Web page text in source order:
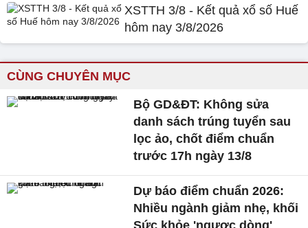
XSTTH 3/8 - Kết quả xổ số Huế
hôm nay 3/8/2026
CÙNG CHUYÊN MỤC
Bộ GD&ĐT: Không sửa
danh sách trúng tuyển sau
lọc ảo, chốt điểm chuẩn
trước 17h ngày 13/8
Dự báo điểm chuẩn 2026:
Nhiều ngành giảm nhẹ, khối
Sức khỏe 'ngược dòng'